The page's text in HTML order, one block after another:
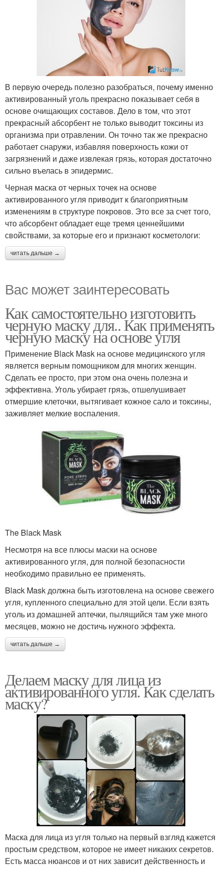
В первую очередь полезно разобраться, почему именно
активированный уголь прекрасно показывает себя в
основе очищающих составов. Дело в том, что этот
прекрасный абсорбент не только выводит токсины из
организма при отравлении. Он точно так же прекрасно
работает снаружи, избавляя поверхность кожи от
загрязнений и даже извлекая грязь, которая достаточно
сильно въелась в эпидермис.
Черная маска от черных точек на основе
активированного угля приводит к благоприятным
изменениям в структуре покровов. Это все за счет того,
что абсорбент обладает еще тремя ценнейшими
свойствами, за которые его и признают косметологи:
читать дальше →
Вас может заинтересовать
Как самостоятельно изготовить
черную маску для.. Как применять
черную маску на основе угля
Применение Black Mask на основе медицинского угля
является верным помощником для многих женщин.
Сделать ее просто, при этом она очень полезна и
эффективна. Уголь убирает грязь, отшелушивает
отмершие клеточки, вытягивает кожное сало и токсины,
заживляет мелкие воспаления.
The Black Mask
Несмотря на все плюсы маски на основе
активированного угля, для полной безопасности
необходимо правильно ее применять.
Black Mask должна быть изготовлена на основе свежего
угля, купленного специально для этой цели. Если взять
уголь из домашней аптечки, пылящийся там уже много
месяцев, можно не достичь нужного эффекта.
читать дальше →
Делаем маску для лица из
активированного угля. Как сделать
маску?
Маска для лица из угля только на первый взгляд кажется
простым средством, которое не имеет никаких секретов.
Есть масса нюансов и от них зависит действенность и